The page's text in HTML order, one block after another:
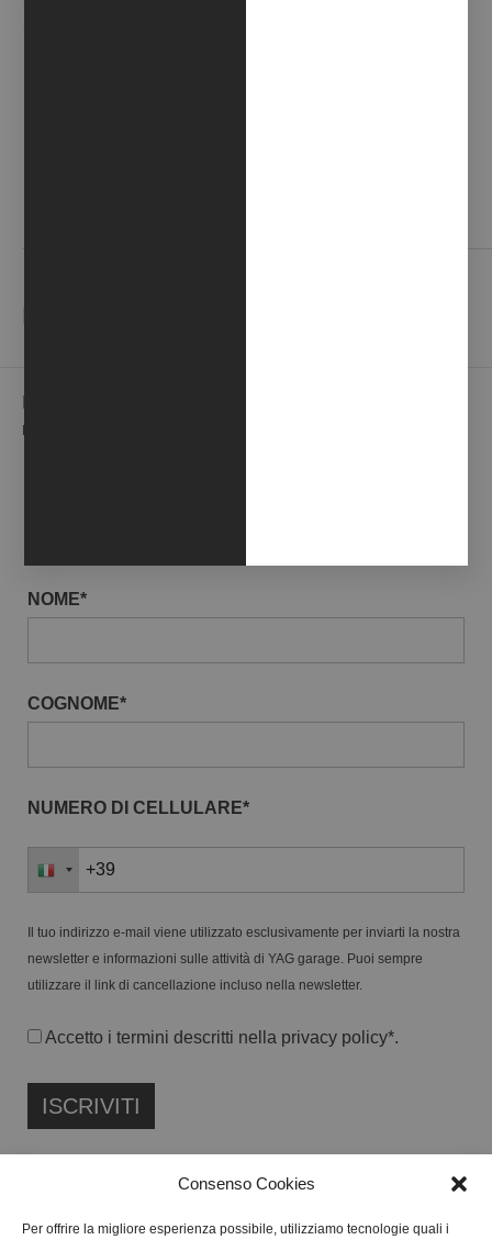
Consenso Cookies
Per offrire la migliore esperienza possibile, utilizziamo tecnologie quali i
novità della galleria.
NOME*
COGNOME*
NUMERO DI CELLULARE*
Il tuo indirizzo e-mail viene utilizzato esclusivamente per inviarti la nostra
newsletter e informazioni sulle attività di YAG garage. Puoi sempre
utilizzare il link di cancellazione incluso nella newsletter.
Accetto i termini descritti nella privacy policy*.